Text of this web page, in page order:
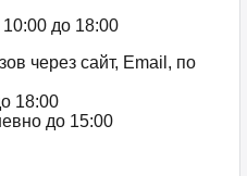
до 18:00
через сайт, Email, по
18:00
до 15:00